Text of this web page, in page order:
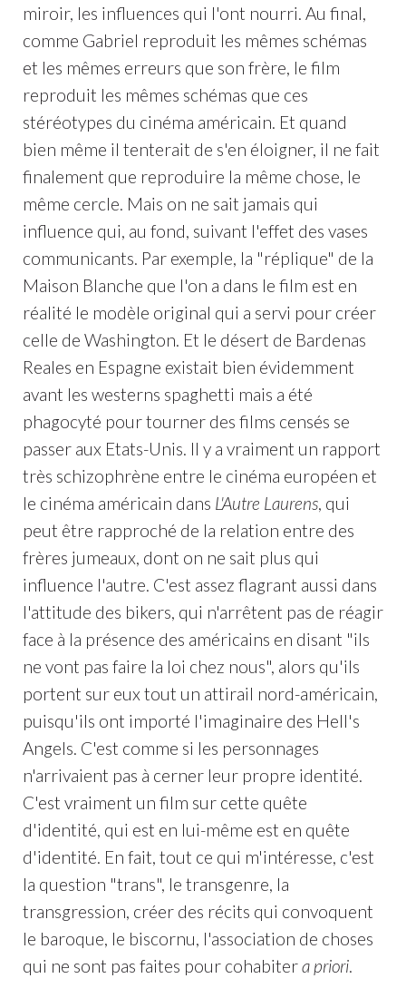
miroir, les influences qui l'ont nourri. Au final,
comme Gabriel reproduit les mêmes schémas
et les mêmes erreurs que son frère, le film
reproduit les mêmes schémas que ces
stéréotypes du cinéma américain. Et quand
bien même il tenterait de s'en éloigner, il ne fait
finalement que reproduire la même chose, le
même cercle. Mais on ne sait jamais qui
influence qui, au fond, suivant l'effet des vases
communicants. Par exemple, la "réplique" de la
Maison Blanche que l'on a dans le film est en
réalité le modèle original qui a servi pour créer
celle de Washington. Et le désert de Bardenas
Reales en Espagne existait bien évidemment
avant les westerns spaghetti mais a été
phagocyté pour tourner des films censés se
passer aux Etats-Unis. Il y a vraiment un rapport
très schizophrène entre le cinéma européen et
le cinéma américain dans L'Autre Laurens, qui
peut être rapproché de la relation entre des
frères jumeaux, dont on ne sait plus qui
influence l'autre. C'est assez flagrant aussi dans
l'attitude des bikers, qui n'arrêtent pas de réagir
face à la présence des américains en disant "ils
ne vont pas faire la loi chez nous", alors qu'ils
portent sur eux tout un attirail nord-américain,
puisqu'ils ont importé l'imaginaire des Hell's
Angels. C'est comme si les personnages
n'arrivaient pas à cerner leur propre identité.
C'est vraiment un film sur cette quête
d'identité, qui est en lui-même est en quête
d'identité. En fait, tout ce qui m'intéresse, c'est
la question "trans", le transgenre, la
transgression, créer des récits qui convoquent
le baroque, le biscornu, l'association de choses
qui ne sont pas faites pour cohabitera priori.